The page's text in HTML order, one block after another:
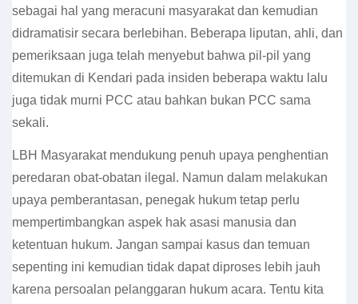
sebagai hal yang meracuni masyarakat dan kemudian
didramatisir secara berlebihan. Beberapa liputan, ahli, dan
pemeriksaan juga telah menyebut bahwa pil-pil yang
ditemukan di Kendari pada insiden beberapa waktu lalu
juga tidak murni PCC atau bahkan bukan PCC sama
sekali.
LBH Masyarakat mendukung penuh upaya penghentian
peredaran obat-obatan ilegal. Namun dalam melakukan
upaya pemberantasan, penegak hukum tetap perlu
mempertimbangkan aspek hak asasi manusia dan
ketentuan hukum. Jangan sampai kasus dan temuan
sepenting ini kemudian tidak dapat diproses lebih jauh
karena persoalan pelanggaran hukum acara. Tentu kita